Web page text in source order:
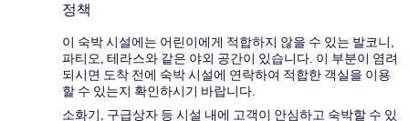
정책
이 숙박 시설에는 어린이에게 적합하지 않을 수 있는 발코니,
파티오, 테라스와 같은 야외 공간이 있습니다. 이 부분이 염려
되시면 도착 전에 숙박 시설에 연락하여 적합한 객실을 이용
할 수 있는지 확인하시기 바랍니다.
소화기, 구급상자 등 시설 내에 고객이 안심하고 숙박할 수 있